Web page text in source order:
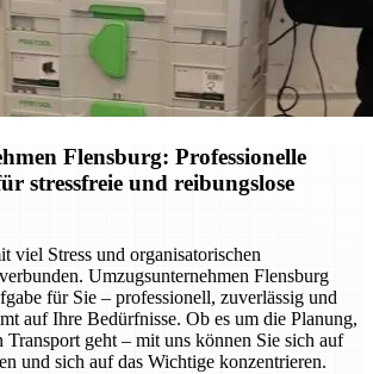
Flensburg: Professionelle
stressfreie und reibungslose
viel Stress und organisatorischen
Umzugsunternehmen Flensburg
für Sie – professionell, zuverlässig und
auf Ihre Bedürfnisse. Ob es um die Planung,
Transport geht – mit uns können Sie sich auf
und sich auf das Wichtige konzentrieren.